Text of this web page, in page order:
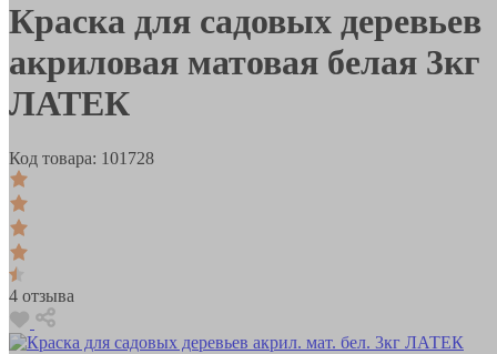
Краска для садовых деревьев
акриловая матовая белая 3кг
ЛАТЕК
Код товара: 101728
4 отзыва